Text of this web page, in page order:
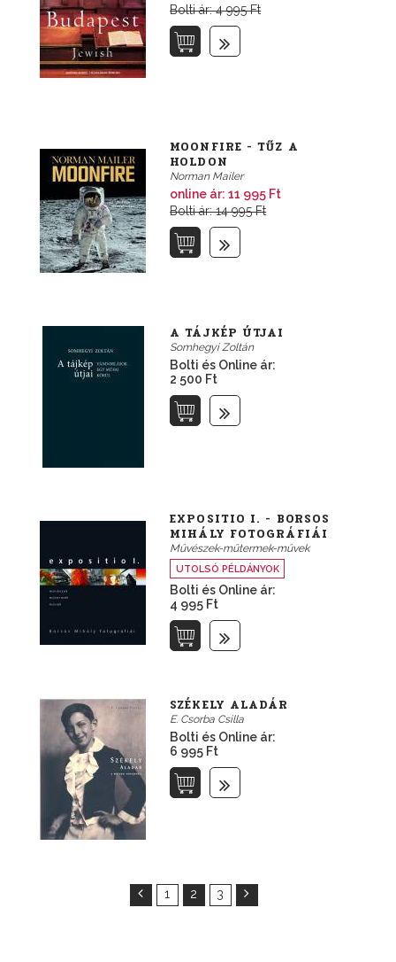
Bolti ár: 4 995 Ft
MOONFIRE - TŰZ A
HOLDON
Norman Mailer
online ár:11 995 Ft
Bolti ár: 14 995 Ft
A TÁJKÉP ÚTJAI
Somhegyi Zoltán
Bolti és Online ár:
2 500 Ft
EXPOSITIO I. - BORSOS
MIHÁLY FOTOGRÁFIÁI
Művészek-műtermek-művek
UTOLSÓ PÉLDÁNYOK
Bolti és Online ár:
4 995 Ft
SZÉKELY ALADÁR
E. Csorba Csilla
Bolti és Online ár:
6 995 Ft
1 2 3